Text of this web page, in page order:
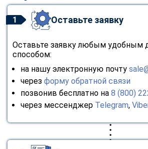
1 Оставьте заявку
Оставьте заявку любым удобным
способом:
на нашу электронную почту
через форму обратной связи
позвонив бесплатно на 8 (800)
через мессенджер Telegram,